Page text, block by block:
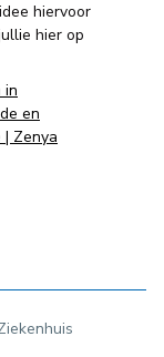
hiervoor
hier op
in
en
Zenya